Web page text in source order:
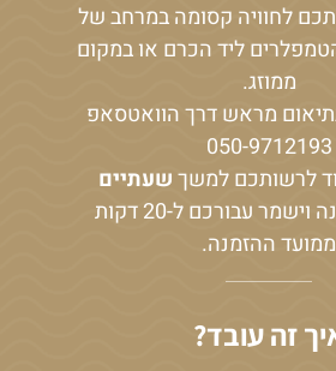
לחוויה קסומה במרחב של
ליד הכרם או במקום
ממוזג.
מראש דרך הוואטסאפ
050-9712193
לרשותכם למשךשעתיים
ממועד ההזמנה וישמר עבורכם ל-20 דקות
ממועד ההזמנה.
זה עובד?